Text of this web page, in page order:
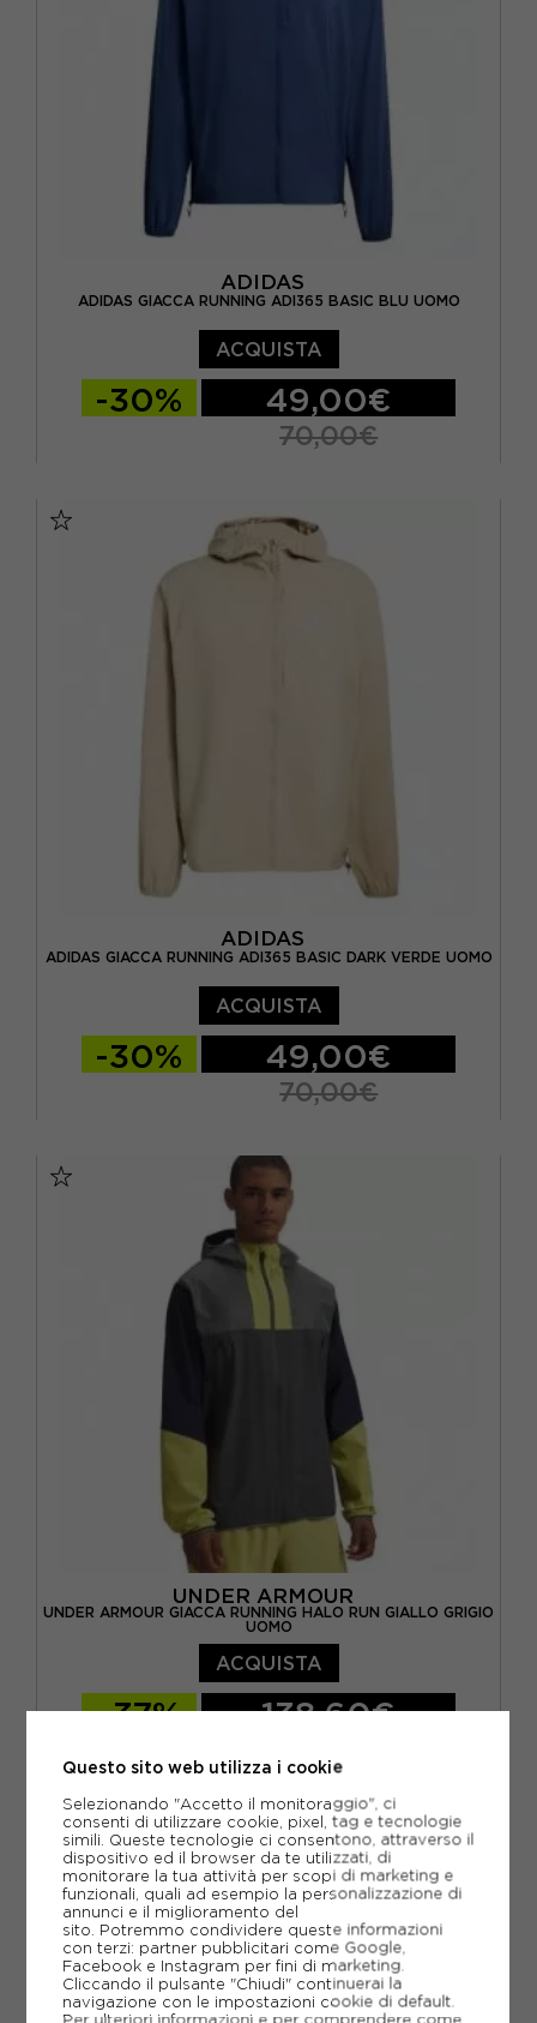
ADIDAS
ADIDAS GIACCA RUNNING ADI365 BASIC BLU UOMO
ACQUISTA
-30% 49,00€
70,00€
ADIDAS
ADIDAS GIACCA RUNNING ADI365 BASIC DARK VERDE UOMO
ACQUISTA
-30% 49,00€
70,00€
UNDER ARMOUR
UNDER ARMOUR GIACCA RUNNING HALO RUN GIALLO GRIGIO
UOMO
S M L XL
ACQUISTA
-37% 138,60€
Questo sito web utilizza i cookie
Selezionando "Accetto il monitoraggio", ci
consenti di utilizzare cookie, pixel, tag e tecnologie
simili. Queste tecnologie ci consentono, attraverso il
dispositivo ed il browser da te utilizzati, di
monitorare la tua attività per scopi di marketing e
funzionali, quali ad esempio la personalizzazione di
annunci e il miglioramento del
sito. Potremmo condividere queste informazioni
con terzi: partner pubblicitari come Google,
Facebook e Instagram per fini di marketing.
Cliccando il pulsante "Chiudi" continuerai la
navigazione con le impostazioni cookie di default.
Per ulteriori informazioni e per comprendere come